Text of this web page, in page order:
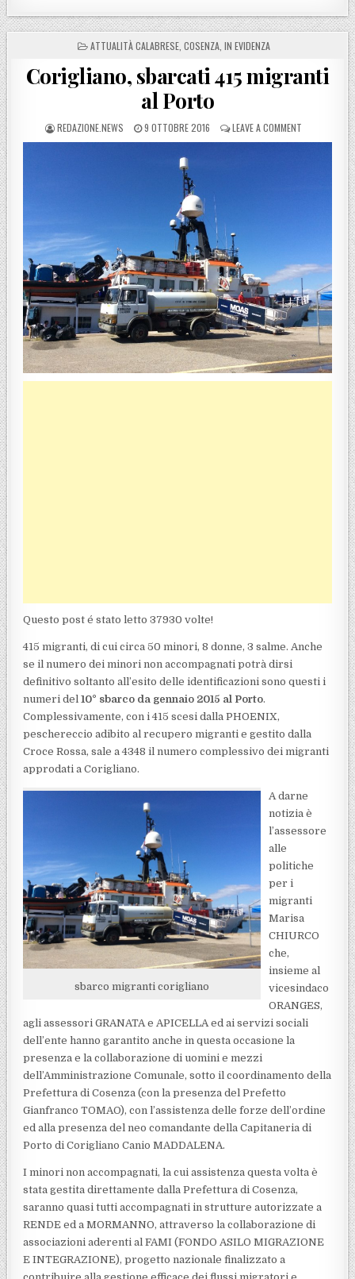
POSTED IN
ATTUALITÀ CALABRESE, COSENZA, IN EVIDENZA
Corigliano, sbarcati 415 migranti
al Porto
POSTED BY
REDAZIONE.NEWS POSTED ON
9 OTTOBRE 2016 LEAVE A COMMENT ON
Questo post é stato letto 37930 volte!
415 migranti, di cui circa 50 minori, 8 donne, 3 salme. Anche
se il numero dei minori non accompagnati potrà dirsi
definitivo soltanto all’esito delle identificazioni sono questi i
numeri del10° sbarco da gennaio 2015 al Porto.
Complessivamente, con i 415 scesi dalla PHOENIX,
peschereccio adibito al recupero migranti e gestito dalla
Croce Rossa, sale a 4348 il numero complessivo dei migranti
approdati a Corigliano.
sbarco migranti corigliano
A darne
notizia è
l’assessore
alle
politiche
per i
migranti
Marisa
CHIURCO
che,
insieme al
vicesindaco
ORANGES,
agli assessori GRANATA e APICELLA ed ai servizi sociali
dell’ente hanno garantito anche in questa occasione la
presenza e la collaborazione di uomini e mezzi
dell’Amministrazione Comunale, sotto il coordinamento della
Prefettura di Cosenza (con la presenza del Prefetto
Gianfranco TOMAO), con l’assistenza delle forze dell’ordine
ed alla presenza del neo comandante della Capitaneria di
Porto di Corigliano Canio MADDALENA.
I minori non accompagnati, la cui assistenza questa volta è
stata gestita direttamente dalla Prefettura di Cosenza,
saranno quasi tutti accompagnati in strutture autorizzate a
RENDE ed a MORMANNO, attraverso la collaborazione di
associazioni aderenti al FAMI (FONDO ASILO MIGRAZIONE
E INTEGRAZIONE), progetto nazionale finalizzato a